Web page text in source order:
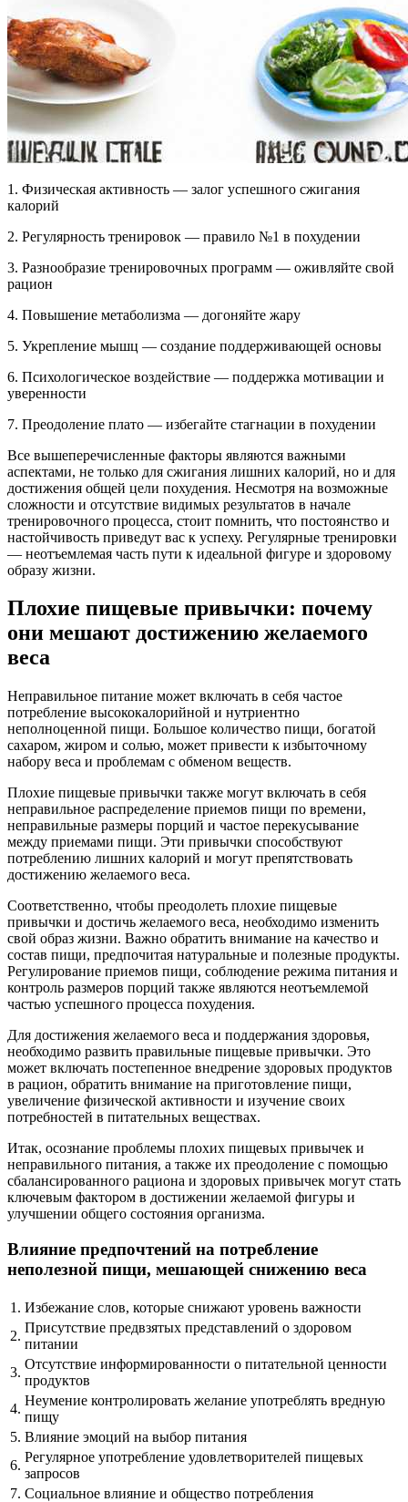
1. Физическая активность — залог успешного сжигания
калорий
2. Регулярность тренировок — правило №1 в похудении
3. Разнообразие тренировочных программ — оживляйте свой
рацион
4. Повышение метаболизма — догоняйте жару
5. Укрепление мышц — создание поддерживающей основы
6. Психологическое воздействие — поддержка мотивации и
уверенности
7. Преодоление плато — избегайте стагнации в похудении
Все вышеперечисленные факторы являются важными
аспектами, не только для сжигания лишних калорий, но и для
достижения общей цели похудения. Несмотря на возможные
сложности и отсутствие видимых результатов в начале
тренировочного процесса, стоит помнить, что постоянство и
настойчивость приведут вас к успеху. Регулярные тренировки
— неотъемлемая часть пути к идеальной фигуре и здоровому
образу жизни.
Плохие пищевые привычки: почему
они мешают достижению желаемого
веса
Неправильное питание может включать в себя частое
потребление высококалорийной и нутриентно
неполноценной пищи. Большое количество пищи, богатой
сахаром, жиром и солью, может привести к избыточному
набору веса и проблемам с обменом веществ.
Плохие пищевые привычки также могут включать в себя
неправильное распределение приемов пищи по времени,
неправильные размеры порций и частое перекусывание
между приемами пищи. Эти привычки способствуют
потреблению лишних калорий и могут препятствовать
достижению желаемого веса.
Соответственно, чтобы преодолеть плохие пищевые
привычки и достичь желаемого веса, необходимо изменить
свой образ жизни. Важно обратить внимание на качество и
состав пищи, предпочитая натуральные и полезные продукты.
Регулирование приемов пищи, соблюдение режима питания и
контроль размеров порций также являются неотъемлемой
частью успешного процесса похудения.
Для достижения желаемого веса и поддержания здоровья,
необходимо развить правильные пищевые привычки. Это
может включать постепенное внедрение здоровых продуктов
в рацион, обратить внимание на приготовление пищи,
увеличение физической активности и изучение своих
потребностей в питательных веществах.
Итак, осознание проблемы плохих пищевых привычек и
неправильного питания, а также их преодоление с помощью
сбалансированного рациона и здоровых привычек могут стать
ключевым фактором в достижении желаемой фигуры и
улучшении общего состояния организма.
Влияние предпочтений на потребление
неполезной пищи, мешающей снижению веса
1. Избежание слов, которые снижают уровень важности
2.
Присутствие предвзятых представлений о здоровом
питании
3.
Отсутствие информированности о питательной ценности
продуктов
4.
Неумение контролировать желание употреблять вредную
пищу
5. Влияние эмоций на выбор питания
6.
Регулярное употребление удовлетворителей пищевых
запросов
7. Социальное влияние и общество потребления